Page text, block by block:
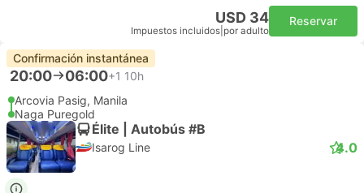
USD 34
Impuestos incluidos por adulto
Reservar
Confirmación instantánea
20:00 06:00+1 10h
Arcovia Pasig, Manila
Naga Puregold
Élite | Autobús #B
Isarog Line 4.0